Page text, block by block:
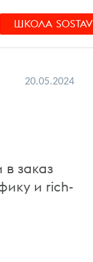
ШКОЛА SOSTAV
20.05.2024
заказ
и rich-